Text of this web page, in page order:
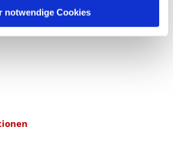
notwendige Cookies